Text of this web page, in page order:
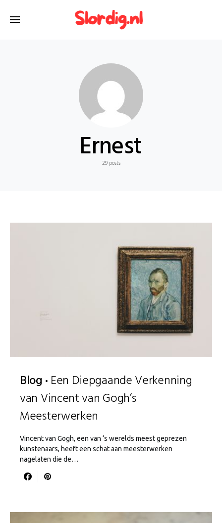
Ernest
29 posts
Blog Een Diepgaande Verkenning
van Vincent van Gogh’s
Meesterwerken
Vincent van Gogh, een van ‘s werelds meest geprezen
kunstenaars, heeft een schat aan meesterwerken
nagelaten die de…